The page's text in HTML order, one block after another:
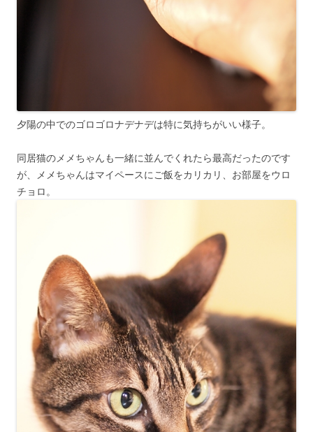
夕陽の中でのゴロゴロナデナデは特に気持ちがいい様子。
同居猫のメメちゃんも一緒に並んでくれたら最高だったのです
が、メメちゃんはマイペースにご飯をカリカリ、お部屋をウロ
チョロ。